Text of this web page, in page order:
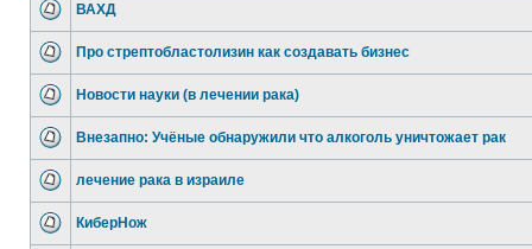
ВАХД
Про стрептобластолизин как создавать бизнес
Новости науки (в лечении рака)
Внезапно: Учёные обнаружили что алкоголь уничтожает рак
лечение рака в израиле
КиберНож